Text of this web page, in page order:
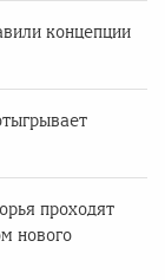
концепции
проходят
нового